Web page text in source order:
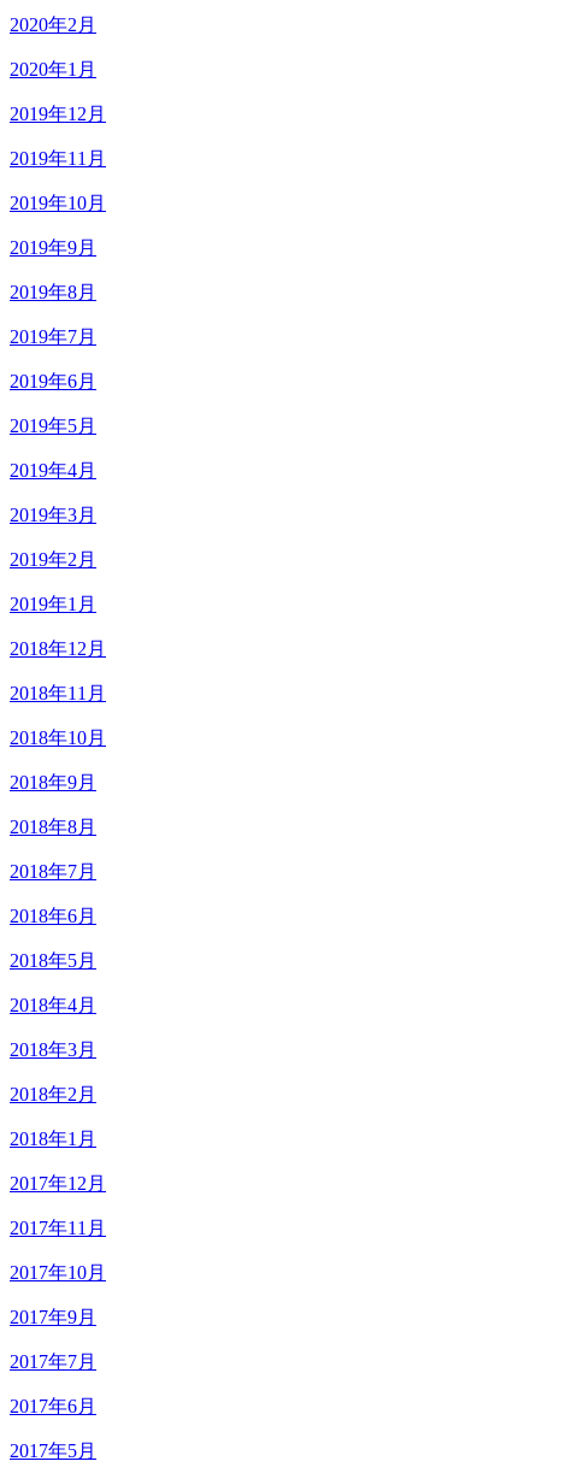
2020年2月
2020年1月
2019年12月
2019年11月
2019年10月
2019年9月
2019年8月
2019年7月
2019年6月
2019年5月
2019年4月
2019年3月
2019年2月
2019年1月
2018年12月
2018年11月
2018年10月
2018年9月
2018年8月
2018年7月
2018年6月
2018年5月
2018年4月
2018年3月
2018年2月
2018年1月
2017年12月
2017年11月
2017年10月
2017年9月
2017年7月
2017年6月
2017年5月